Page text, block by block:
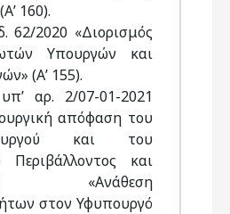
160).
62/2020 «Διορισμός
Υπουργών και
(Α’ 155).
αρ. 2/07-01-2021
απόφαση του
και του
Περιβάλλοντος και
«Ανάθεση
στον Υφυπουργό